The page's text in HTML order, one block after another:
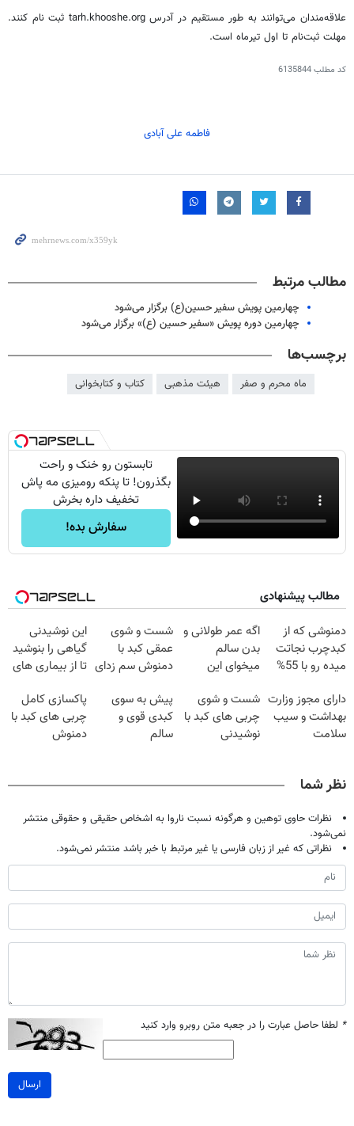
علاقه‌مندان می‌توانند به طور مستقیم در آدرس tarh.khooshe.org ثبت نام کنند.
مهلت ثبت‌نام تا اول تیرماه است.
کد مطلب6135844
فاطمه علی آبادی
مطالب مرتبط
چهارمین پویش سفیر حسین(ع) برگزار می‌شود
چهارمین دوره پویش «سفیر حسین (ع)» برگزار می‌شود
برچسب‌ها
ماه محرم و صفر هیئت مذهبی کتاب و کتابخوانی
تابستون رو خنک و راحت
بگذرون! تا پنکه رومیزی مه پاش
تخفیف داره بخرش
سفارش بده!
مطالب پیشنهادی
دمنوشی که از
کبدچرب نجاتت
میده رو با 55%
اگه عمر طولانی و
بدن سالم
میخوای این
تخفیف بخر
شست و شوی
عمقی کبد با
دمنوش سم زدای
این نوشیدنی
گیاهی را بنوشید
تا از بیماری های
کنید
دارای مجوز وزارت
بهداشت و سیب
سلامت
شست و شوی
چربی های کبد با
نوشیدنی
پیش به سوی
کبدی قوی و
سالم
پاکسازی کامل
چربی های کبد با
دمنوش
نظر شما
نظرات حاوی توهین و هرگونه نسبت ناروا به اشخاص حقیقی و حقوقی منتشر
نمی‌شود.
نظراتی که غیر از زبان فارسی یا غیر مرتبط با خبر باشد منتشر نمی‌شود.
* لطفا حاصل عبارت را در جعبه متن روبرو وارد کنید
ارسال